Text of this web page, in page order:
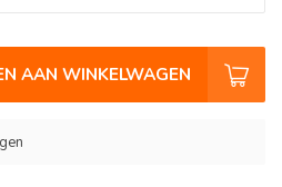
AAN WINKELWAGEN